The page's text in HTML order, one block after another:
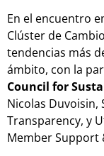
En el encuentro
Clúster de
tendencias más
ámbito, con la
Council for
Nicolas Duvoisin,
Transparency, y
Member Support